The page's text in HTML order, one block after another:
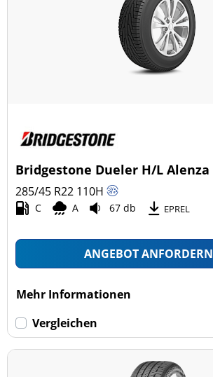
Bridgestone Dueler H/L Alenza
285/45 R22 110H
C A 67 db EPREL
ANGEBOT ANFORDERN
Mehr Informationen
Vergleichen